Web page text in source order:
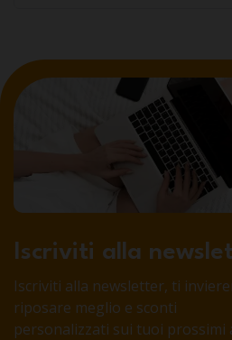
Iscriviti alla
Iscriviti alla newsletter, ti
riposare meglio e sconti
personalizzati sui tuoi prossimi